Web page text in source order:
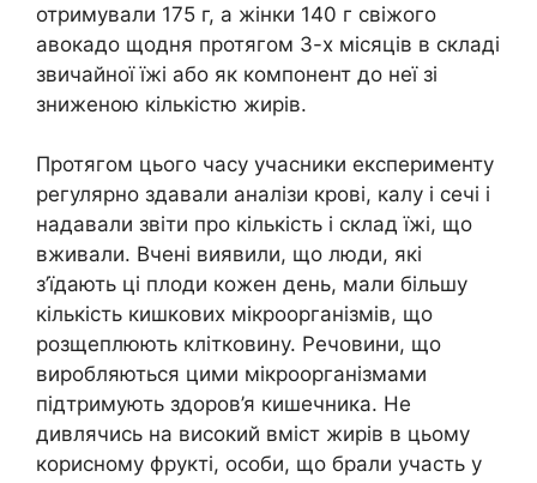
отримували 175 г, а жінки 140 г свіжого
авокадо щодня протягом 3-х місяців в складі
звичайної їжі або як компонент до неї зі
зниженою кількістю жирів.
Протягом цього часу учасники експерименту
регулярно здавали аналізи крові, калу і сечі і
надавали звіти про кількість і склад їжі, що
вживали. Вчені виявили, що люди, які
з’їдають ці плоди кожен день, мали більшу
кількість кишкових мікроорганізмів, що
розщеплюють клітковину. Речовини, що
виробляються цими мікроорганізмами
підтримують здоров’я кишечника. Не
дивлячись на високий вміст жирів в цьому
корисному фрукті, особи, що брали участь у